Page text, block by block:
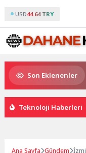
USD44.64 TRY
Son Eklenenler
modern ulaşım yatırımı
Teknoloji Haberleri
Ana Sayfa Gündem